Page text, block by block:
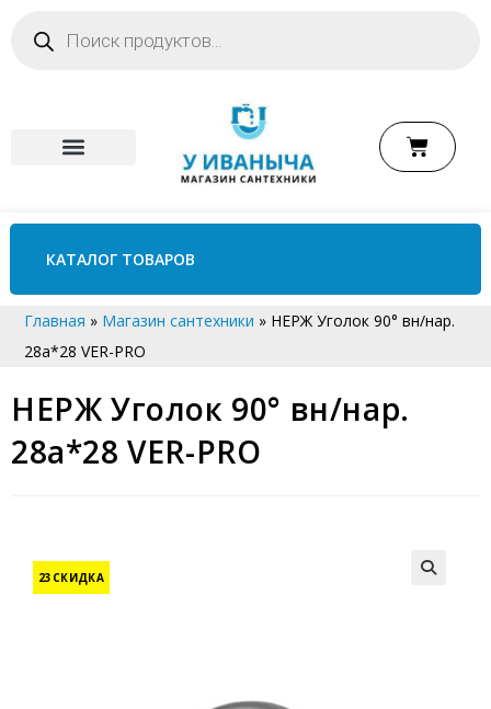
КАТАЛОГ ТОВАРОВ
Главная » Магазин сантехники » НЕРЖ Уголок 90° вн/нар.
28а*28 VER-PRO
НЕРЖ Уголок 90° вн/нар.
28а*28 VER-PRO
23СКИДКА